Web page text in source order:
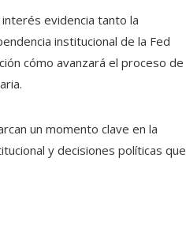
evidencia tanto la
institucional de la Fed
cómo avanzará el proceso de
un momento clave en la
y decisiones políticas que